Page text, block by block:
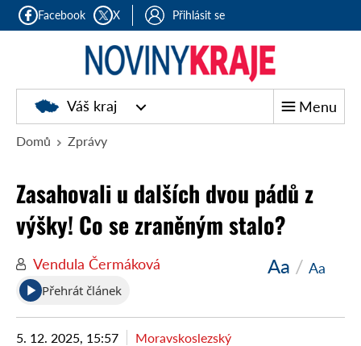
Facebook X Přihlásit se
Noviny
kraje
Váš kraj Menu
Domů Zprávy
Zasahovali u dalších dvou pádů z
výšky! Co se zraněným stalo?
Vendula Čermáková Aa / Aa
Přehrát článek
5. 12. 2025, 15:57 Moravskoslezský